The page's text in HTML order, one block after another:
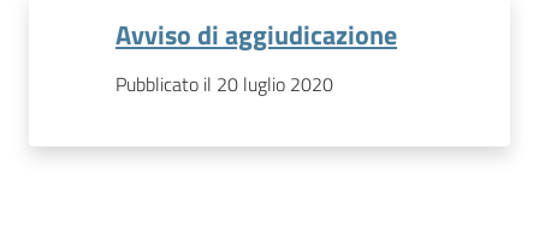
Avviso di aggiudicazione
Pubblicato il 20 luglio 2020